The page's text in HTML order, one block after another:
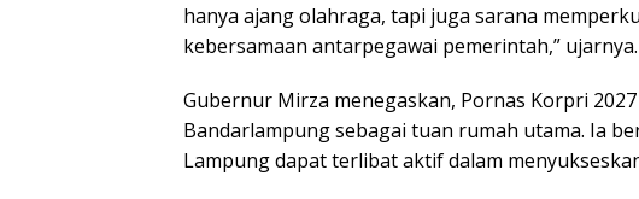
hanya ajang olahraga, tapi juga sarana
kebersamaan antarpegawai pemerintah,” ujarnya.
Gubernur Mirza menegaskan, Pornas Korpri
Bandarlampung sebagai tuan rumah utama. Ia
Lampung dapat terlibat aktif dalam